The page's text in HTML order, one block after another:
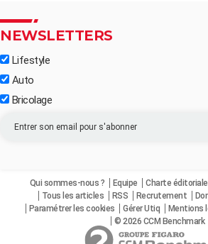
NEWSLETTERS
Lifestyle
Auto
Bricolage
Qui sommes-nous ? Equipe Charte éditoriale
Tous les articles
RSS Recrutement
Paramétrer les cookies
Gérer Utiq Mentions
© 2026 CCM Benchmark